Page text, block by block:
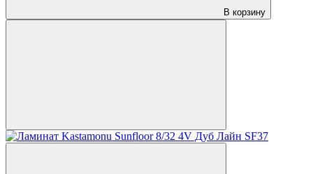
В корзину